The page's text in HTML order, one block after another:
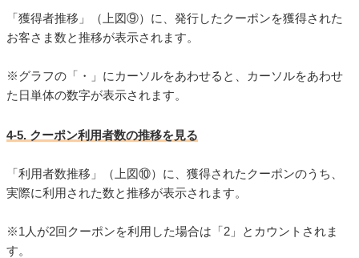
「獲得者推移」（上図⑨）に、発行したクーポンを獲得された
お客さま数と推移が表示されます。
※グラフの「・」にカーソルをあわせると、カーソルをあわせ
た日単体の数字が表示されます。
4-5. クーポン利用者数の推移を見る
「利用者数推移」（上図⑩）に、獲得されたクーポンのうち、
実際に利用された数と推移が表示されます。
※1人が2回クーポンを利用した場合は「2」とカウントされま
す。